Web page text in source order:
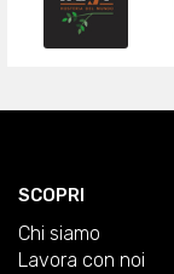
SCOPRI
Chi siamo
Lavora con noi